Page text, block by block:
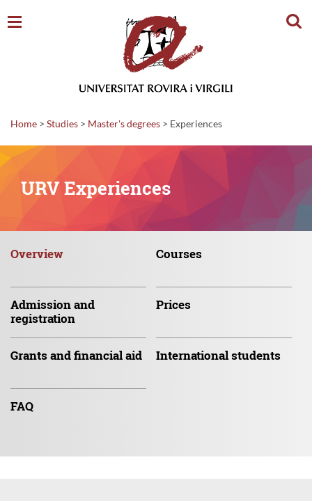
Home > Studies > Master's degrees > Experiences
URV Experiences
Overview Courses
Admissionand
registration
Prices
Grants andfinancial aid Internationalstudents
FAQ